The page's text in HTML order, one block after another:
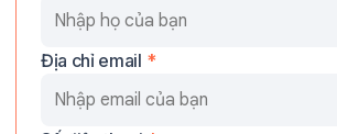
Địa chỉ email *